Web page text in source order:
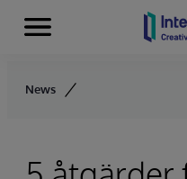
Skip to content
Menu
News